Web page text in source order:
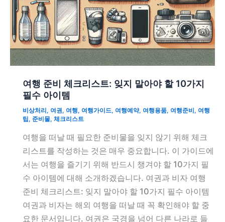
여행 준비 체크리스트: 잊지 말아야 할 10가지
필수 아이템
비상처리 , 여권, 여행, 여행가이드, 여행예약, 여행용품, 여행준비 , 여행
팁 , 준비물, 체크리스트
여행을 떠날 때 필요한 준비물을 잊지 않기 위해 체크
리스트를 작성하는 것은 매우 중요합니다. 이 가이드에
서는 여행을 즐기기 위해 반드시 챙겨야 할 10가지 필
수 아이템에 대해 소개하겠습니다. 여권과 비자 여행
준비 체크리스트: 잊지 말아야 할 10가지 필수 아이템
여권과 비자는 해외 여행을 떠날 때 꼭 확인해야 할 중
요한 문서입니다. 여권은 국경을 넘어 다른 나라로 들